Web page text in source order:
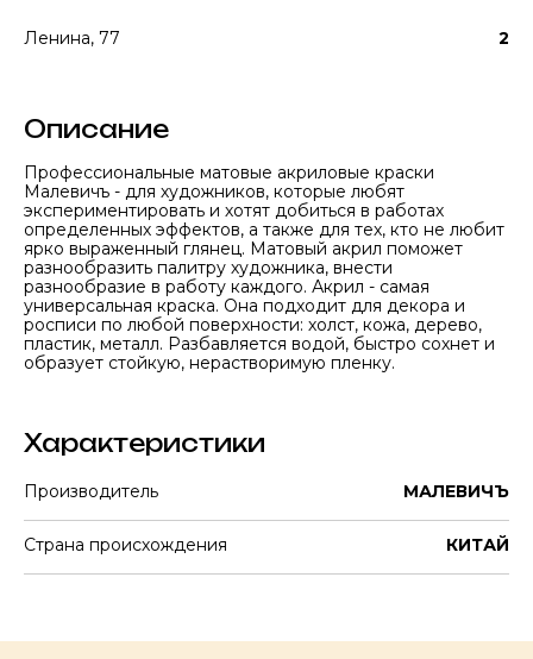
Ленина, 77 2
Описание
Профессиональные матовые акриловые краски
Малевичъ - для художников, которые любят
экспериментировать и хотят добиться в работах
определенных эффектов, а также для тех, кто не любит
ярко выраженный глянец. Матовый акрил поможет
разнообразить палитру художника, внести
разнообразие в работу каждого. Акрил - самая
универсальная краска. Она подходит для декора и
росписи по любой поверхности: холст, кожа, дерево,
пластик, металл. Разбавляется водой, быстро сохнет и
образует стойкую, нерастворимую пленку.
Характеристики
Производитель МАЛЕВИЧЪ
Страна происхождения КИТАЙ